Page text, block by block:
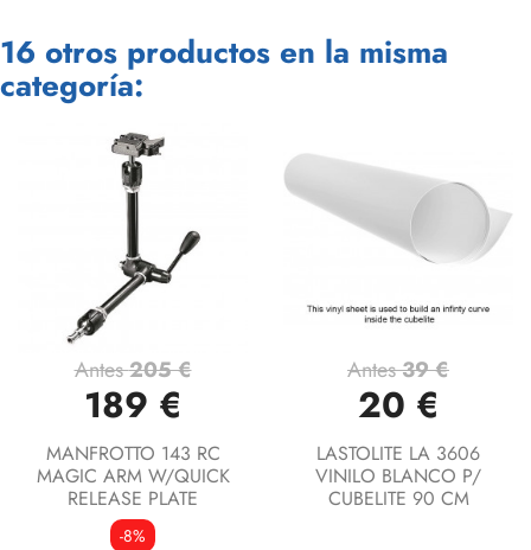
16 otros productos en la misma
categoría:
Antes205 €
189 €
MANFROTTO 143 RC
MAGIC ARM W/QUICK
RELEASE PLATE
-8%
Antes39 €
20 €
LASTOLITE LA 3606
VINILO BLANCO P/
CUBELITE 90 CM